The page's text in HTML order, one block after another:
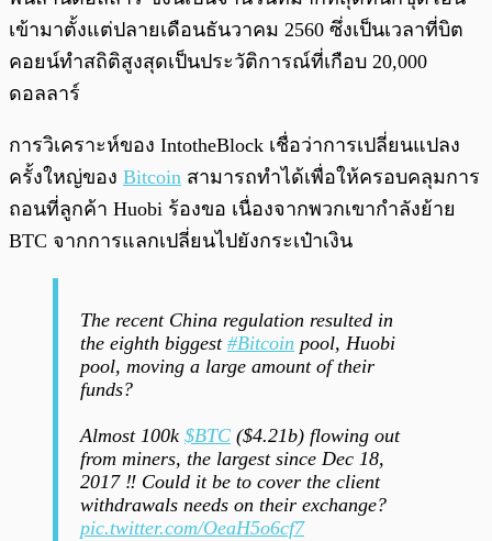
เข้ามาตั้งแต่ปลายเดือนธันวาคม 2560 ซึ่งเป็นเวลาที่บิต
คอยน์ทำสถิติสูงสุดเป็นประวัติการณ์ที่เกือบ 20,000
ดอลลาร์
การวิเคราะห์ของ IntotheBlock เชื่อว่าการเปลี่ยนแปลง
ครั้งใหญ่ของ Bitcoin สามารถทำได้เพื่อให้ครอบคลุมการ
ถอนที่ลูกค้า Huobi ร้องขอ เนื่องจากพวกเขากำลังย้าย
BTC จากการแลกเปลี่ยนไปยังกระเป๋าเงิน
The recent China regulation resulted in
the eighth biggest #Bitcoin pool, Huobi
pool, moving a large amount of their
funds?
Almost 100k $BTC ($4.21b) flowing out
from miners, the largest since Dec 18,
2017 ‼️ Could it be to cover the client
withdrawals needs on their exchange?
pic.twitter.com/OeaH5o6cf7